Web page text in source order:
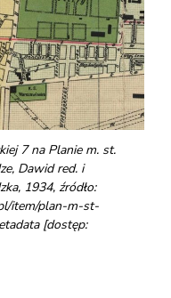
7 na Planie m. st.
Dawid red. i
1934, źródło:
item/plan-m-st-
[dostęp: